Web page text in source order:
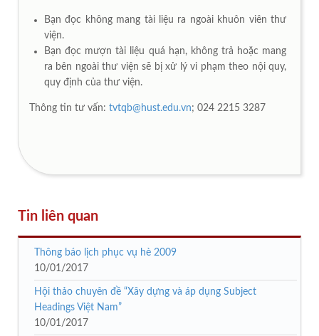
Bạn đọc không mang tài liệu ra ngoài khuôn viên thư
viện.
Bạn đọc mượn tài liệu quá hạn, không trả hoặc mang
ra bên ngoài thư viện sẽ bị xử lý vi phạm theo nội quy,
quy định của thư viện.
Thông tin tư vấn: tvtqb@hust.edu.vn; 024 2215 3287
Tin liên quan
Thông báo lịch phục vụ hè 2009
10/01/2017
Hội thảo chuyên đề “Xây dựng và áp dụng Subject
Headings Việt Nam”
10/01/2017